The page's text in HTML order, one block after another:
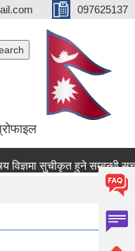
097625137
विषय विज्ञमा सुचीकृत हुने सम्बन्धी